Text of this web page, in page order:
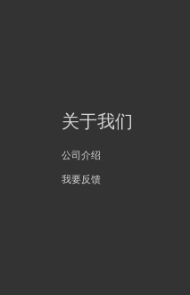
关于我们
公司介绍
我要反馈